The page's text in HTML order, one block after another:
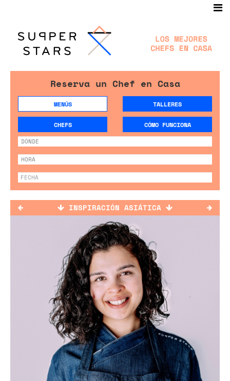
Reserva un Chef en Casa
MENÚS TALLERES
CHEFS CÓMO FUNCIONA
INSPIRACIÓN ASIÁTICA